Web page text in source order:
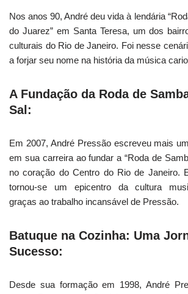
Nos anos 90, André deu vida à lendária
do Juarez” em Santa Teresa, um dos
culturais do Rio de Janeiro. Foi nesse
a forjar seu nome na história da música
A Fundação da Roda de
Sal:
Em 2007, André Pressão escreveu mais
em sua carreira ao fundar a “Roda de
no coração do Centro do Rio de Janeiro.
tornou-se um epicentro da cultura
graças ao trabalho incansável de Pressão.
Batuque na Cozinha: Uma
Sucesso:
Desde sua formação em 1998, André